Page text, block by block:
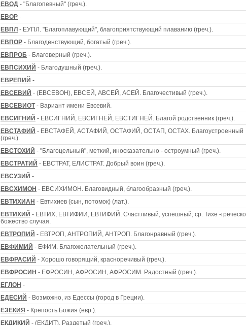
ЕВОД - "Благопевный" (греч.).
ЕВОР -
ЕВПЛ - ЕУПЛ. "Благоплавующий", благоприятствующий плаванию (греч.).
ЕВПОР - Благоденствующий, богатый (греч.).
ЕВПРОБ - Благоверный (греч.).
ЕВПСИХИЙ - Благодушный (греч.).
ЕВРЕПИЙ -
ЕВСЕВИЙ - (ЕВСЕВОН), ЕВСЕЙ, АВСЕЙ, АСЕЙ. Благочестивый (греч.).
ЕВСЕВИОТ- Вариант имени Евсевий.
ЕВСИГНИЙ - ЕВСИГНИЙ, ЕВСИГНЕЙ, ЕВСТИГНЕЙ. Благой родственник (греч.).
ЕВСТАФИЙ - ЕВСТАФЕЙ, АСТАФИЙ, ОСТАФИЙ, ОСТАП, ОСТАХ. Благоустроенный
(греч.).
ЕВСТОХИЙ - "Благоцельный", меткий, иносказательно - остроумный (греч.).
ЕВСТРАТИЙ - ЕВСТРАТ, ЕЛИСТРАТ. Добрый воин (греч.).
ЕВСУЗИЙ -
ЕВСХИМОН - ЕВСИХИМОН. Благовидный, благообразный (греч.).
ЕВТИХИАН - Евтихиев (сын, потомок) (лат.).
ЕВТИХИЙ - ЕВТИХ, ЕВТИФИИ, ЕВТИФИЙ. Счастливый, успешный; ср. Тихе -
божество случая.
ЕВТРОПИЙ - ЕВТРОП, АНТРОПИЙ, АНТРОП. Благонравный (греч.).
ЕВФИМИЙ - ЕФИМ. Благожелательный (греч.).
ЕВФРАСИЙ - Хорошо говорящий, красноречивый (греч.).
ЕВФРОСИН - ЕФРОСИН, АФРОСИН, АФРОСИМ. Радостный (греч.).
ЕГЛОН -
ЕДЕСИЙ - Возможно, из Едессы (город в Греции).
ЕЗЕКИЯ - Крепость Божия (евр.).
ЕКДИКИЙ - (ЕКДИТ). Раздетый (греч.).